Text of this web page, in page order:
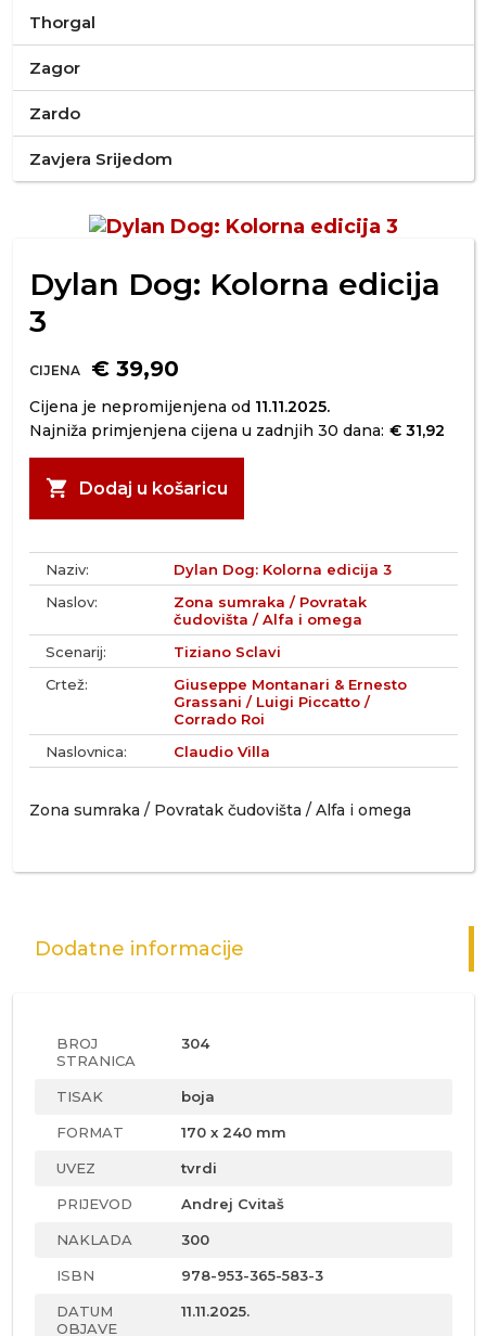
Thorgal
Zagor
Zardo
Zavjera Srijedom
Dylan Dog: Kolorna edicija
3
CIJENA € 39,90
Cijena je nepromijenjena od 11.11.2025.
Najniža primjenjena cijena u zadnjih 30 dana: € 31,92
shopping_cart Dodaj u košaricu
Naziv:
Dylan Dog: Kolorna edicija 3
Naslov:
Zona sumraka / Povratak
čudovišta / Alfa i omega
Scenarij:
Tiziano Sclavi
Crtež:
Giuseppe Montanari & Ernesto
Grassani / Luigi Piccatto /
Corrado Roi
Naslovnica:
Claudio Villa
Zona sumraka / Povratak čudovišta / Alfa i omega
Dodatne informacije
BROJ
STRANICA
304
TISAK boja
FORMAT 170 x 240 mm
UVEZ tvrdi
PRIJEVOD Andrej Cvitaš
NAKLADA 300
ISBN 978-953-365-583-3
DATUM
OBJAVE
11.11.2025.